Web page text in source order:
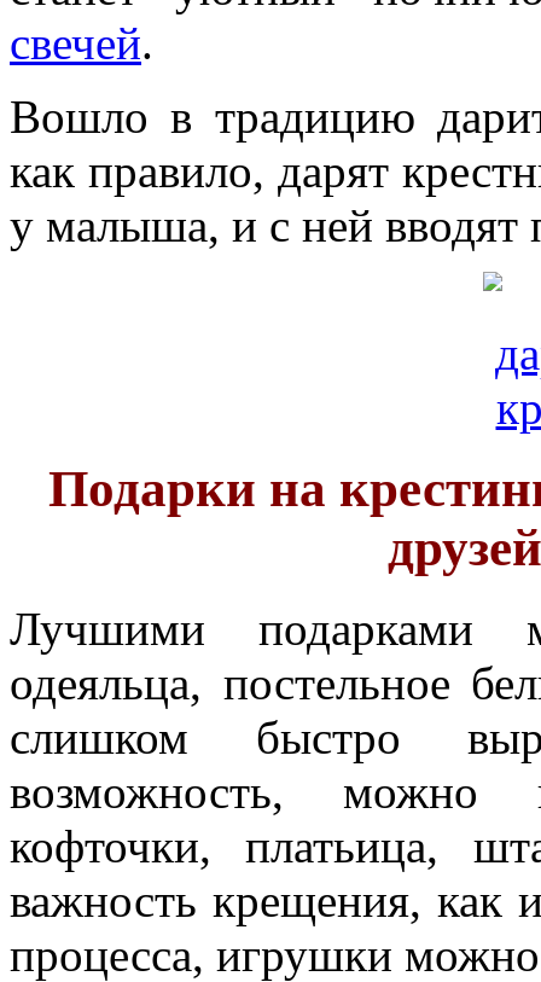
свечей.
Вошло в традицию
как правило, дарят
у малыша, и с ней вводят
Подарки на
Лучшими подарками
одеяльца, постельное
слишком быстро
возможность, можно
кофточки, платьица,
важность крещения, как
процесса, игрушки